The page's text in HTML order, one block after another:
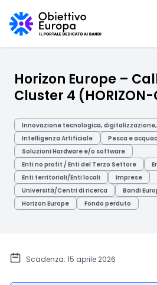
Horizon Europe –
Cluster 4
Innovazione tecnologica, digitalizzazione,
Intelligenza Artificiale
Pesca e
Soluzioni Hardware e/o software
Enti no profit / Enti del Terzo Settore
Enti territoriali/Enti locali
Imprese
Università/Centri di ricerca
Bandi
Horizon Europe
Fondo perduto
Scadenza: 15 aprile 2026